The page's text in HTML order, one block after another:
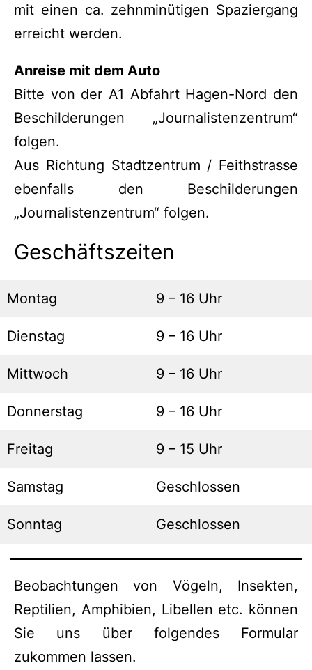
mit einen ca. zehnminütigen Spaziergang
erreicht werden.
Anreise mit dem Auto
Bitte von der A1 Abfahrt Hagen-Nord den
Beschilderungen „Journalistenzentrum“
folgen.
Aus Richtung Stadtzentrum / Feithstrasse
ebenfalls den Beschilderungen
„Journalistenzentrum“ folgen.
Geschäftszeiten
Montag 9 – 16 Uhr
Dienstag 9 – 16 Uhr
Mittwoch 9 – 16 Uhr
Donnerstag 9 – 16 Uhr
Freitag 9 – 15 Uhr
Samstag Geschlossen
Sonntag Geschlossen
Beobachtungen von Vögeln, Insekten,
Reptilien, Amphibien, Libellen etc. können
Sie uns über folgendes Formular
zukommen lassen.